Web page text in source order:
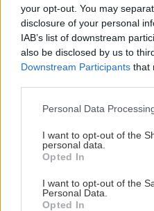
your opt-out. You may
disclosure of your personal
IAB’s list of downstream
also be disclosed by us to
Downstream Participants that
Please note that this
not limited to your visit or
grant or deny consent to
use your data for below
consent section.
Personal Data
I want to opt-out of the
personal data.
Opted In
I want to opt-out of the
Personal Data.
Opted In
Ευρώπης».